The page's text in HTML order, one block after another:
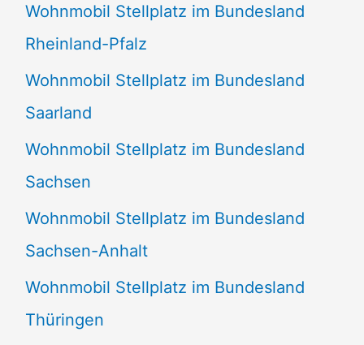
Wohnmobil Stellplatz im Bundesland
Rheinland-Pfalz
Wohnmobil Stellplatz im Bundesland
Saarland
Wohnmobil Stellplatz im Bundesland
Sachsen
Wohnmobil Stellplatz im Bundesland
Sachsen-Anhalt
Wohnmobil Stellplatz im Bundesland
Thüringen